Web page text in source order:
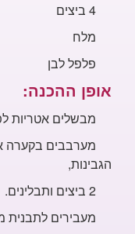
4 ביצים
מלח
פלפללבן
אופן ההכנה:
מבשלים אטריות
מערבבים בקערה
הגבינות,
2 ביצים ותבלינים.
מעבירים לתבנית